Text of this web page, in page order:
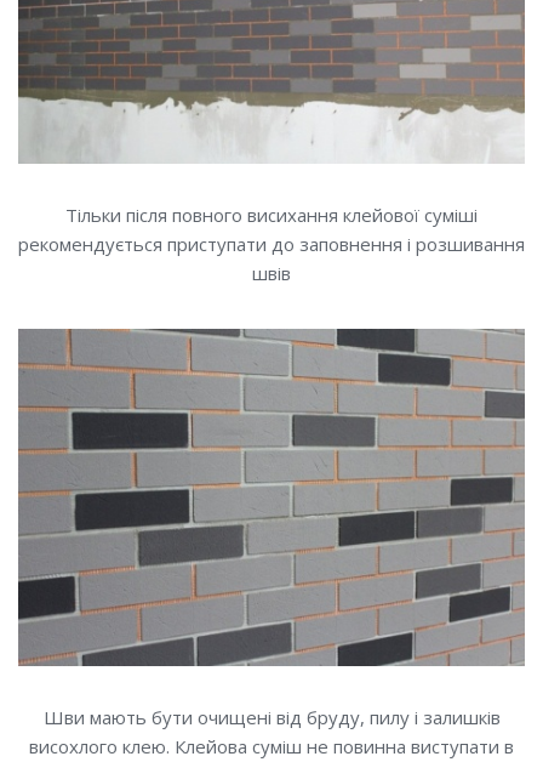
Тільки після повного висихання клейової суміші
рекомендується приступати до заповнення і розшивання
швів
Шви мають бути очищені від бруду, пилу і залишків
висохлого клею. Клейова суміш не повинна виступати в